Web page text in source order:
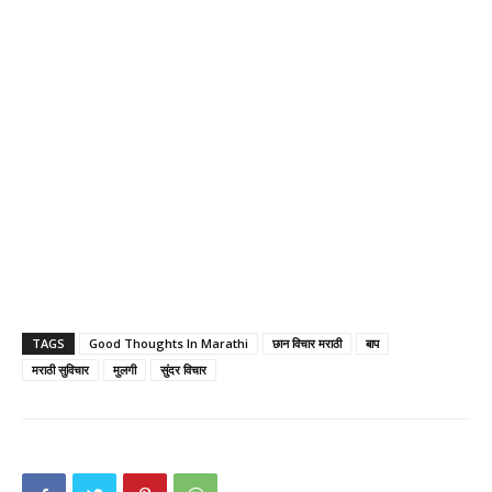
TAGS Good Thoughts In Marathi छान विचार मराठी
बाप
मराठी सुविचार
मुलगी सुंदर विचार